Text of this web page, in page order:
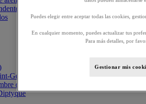
Germain
de leña)
Puedes elegir entre aceptar todas las cookies,
En cualquier momento, puedes actualizar tus
Para más detalles, por
Gestionar mis